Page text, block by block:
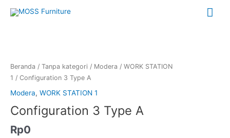
Beranda / Tanpa kategori / Modera / WORK STATION
1 / Configuration 3 Type A
Modera, WORK STATION 1
Configuration 3 Type A
Rp0
3
Type